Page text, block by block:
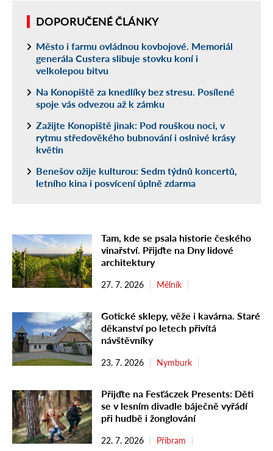
DOPORUČENÉ ČLÁNKY
Město i farmu ovládnou kovbojové. Memoriál
generála Custera slibuje stovku koní i
velkolepou bitvu
Na Konopiště za knedlíky bez stresu. Posílené
spoje vás odvezou až k zámku
Zažijte Konopiště jinak: Pod rouškou noci, v
rytmu středověkého bubnování i oslnivé krásy
květin
Benešov ožije kulturou: Sedm týdnů koncertů,
letního kina i posvícení úplně zdarma
Tam, kde se psala historie českého
vinařství. Přijďte na Dny lidové
architektury
27. 7. 2026 Mělník
Gotické sklepy, věže i kavárna. Staré
děkanství po letech přivítá
návštěvníky
23. 7. 2026 Nymburk
Přijďte na Fesťáczek Presents: Děti
se v lesním divadle báječně vyřádí
při hudbě i žonglování
22. 7. 2026 Příbram